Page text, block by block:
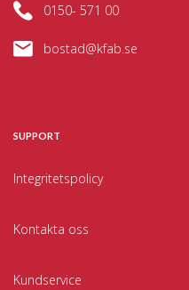
0150- 571 00
bostad@kfab.se
SUPPORT
Integritetspolicy
Kontakta oss
Kundservice